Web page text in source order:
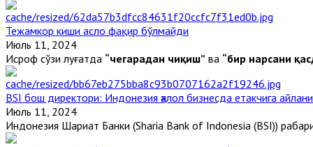
Тежамкор киши асло фақир бўлмайди
Июль 11, 2024
Исроф сўзи луғатда “чегарадан чиқиш” ва “бир нарсани
BSI бош директори: Индонезия ҳалол бизнесда етакчига
Июль 11, 2024
Индонезия Шариат Банки (Sharia Bank of Indonesia (BSI))